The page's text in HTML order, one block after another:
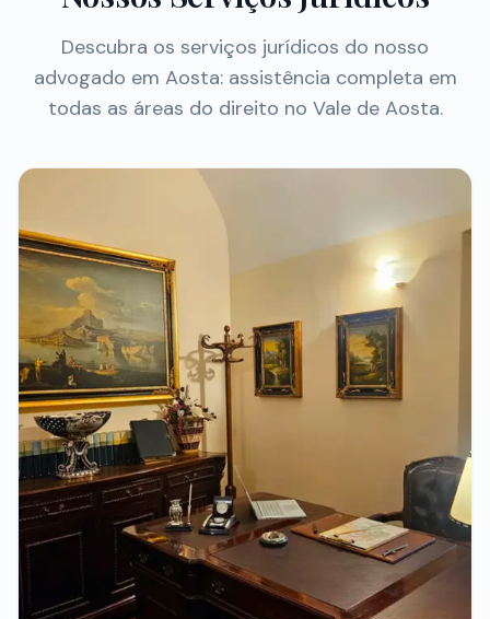
Descubra os serviços jurídicos do nosso
advogado em Aosta: assistência completa em
todas as áreas do direito no Vale de Aosta.